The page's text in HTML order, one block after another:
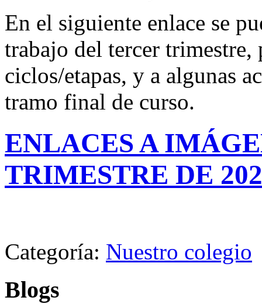
En el siguiente enlace se
trabajo del tercer trimestre,
ciclos/etapas, y a algunas
tramo final de curso.
ENLACES A
TRIMESTRE DE
Categoría: Nuestro colegio
Blogs